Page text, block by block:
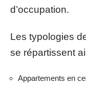
d’occupation.
Les typologies
se répartissent
Appartements en